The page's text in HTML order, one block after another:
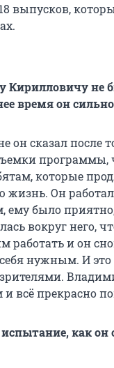
выпусков,
Кирилловичу не
время он
он сказал после
программы,
которые
жизнь. Он
ему было
вокруг него,
работать и он
нужным. И это
зрителями.
всё прекрасно
как он